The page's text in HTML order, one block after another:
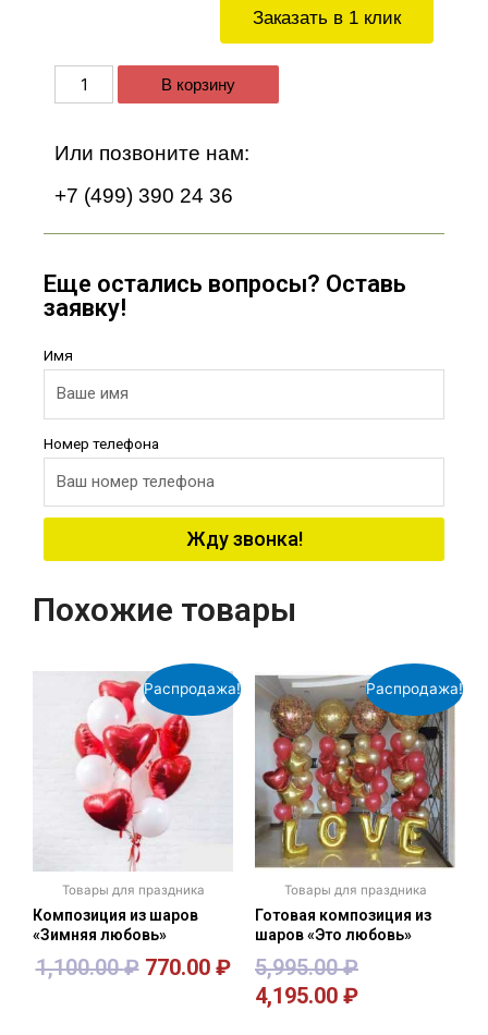
Заказать в 1 клик
В корзину
Или позвоните нам:
+7 (499) 390 24 36
Еще остались вопросы? Оставь
заявку!
Имя
Номер телефона
Жду звонка!
Похожие товары
Распродажа!
Товары для праздника
Композиция из шаров
«Зимняя любовь»
1,100.00₽ 770.00 ₽
Распродажа!
Товары для праздника
Готовая композиция из
шаров «Это любовь»
5,995.00₽
4,195.00 ₽